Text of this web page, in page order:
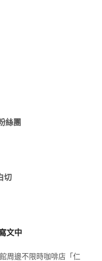
絲團
切
文中
周邊不限時咖啡店「仁